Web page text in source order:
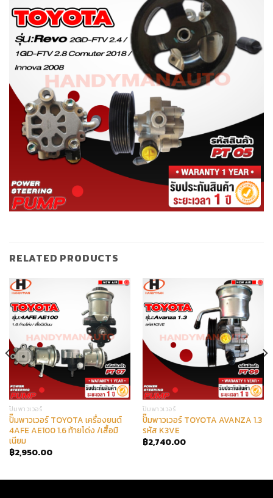
RELATED PRODUCTS
ปั๊มพาวเวอร์
ปั๊มพาวเวอร์ TOYOTA เครื่องยนต์
4AFE AE100 1.6 ท้ายโด่ง /เสื้อมิ
เนียม
฿2,950.00
ปั๊มพาวเวอร์
ปั๊มพาวเวอร์ TOYOTA AVANZA 1.3
รหัส K3VE
฿2,740.00